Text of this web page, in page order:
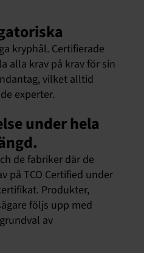
kryphål. Certifierade
alla krav på krav för sin
vilket alltid
experter.
under hela
de fabriker där de
på TCO Certified under
Produkter,
följs upp med
av